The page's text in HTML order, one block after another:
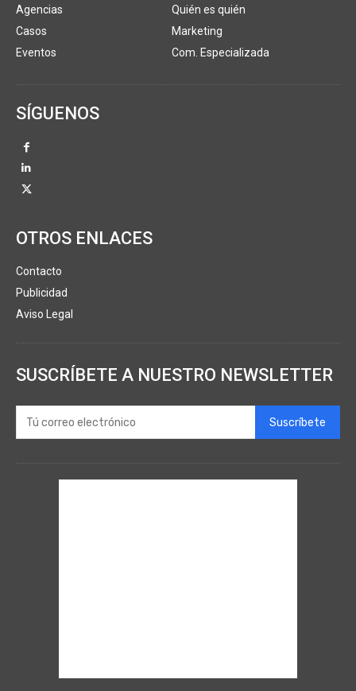
Agencias
Casos
Eventos
Quién es quién
Marketing
Com. Especializada
SÍGUENOS
OTROS ENLACES
Contacto
Publicidad
Aviso Legal
SUSCRÍBETE A NUESTRO NEWSLETTER
Suscríbete